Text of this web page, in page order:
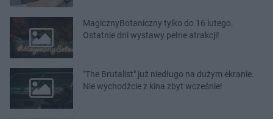
MagicznyBotaniczny tylko do 16 lutego.
Ostatnie dni wystawy pełne atrakcji!
"The Brutalist" już niedługo na dużym ekranie.
Nie wychodźcie z kina zbyt wcześnie!